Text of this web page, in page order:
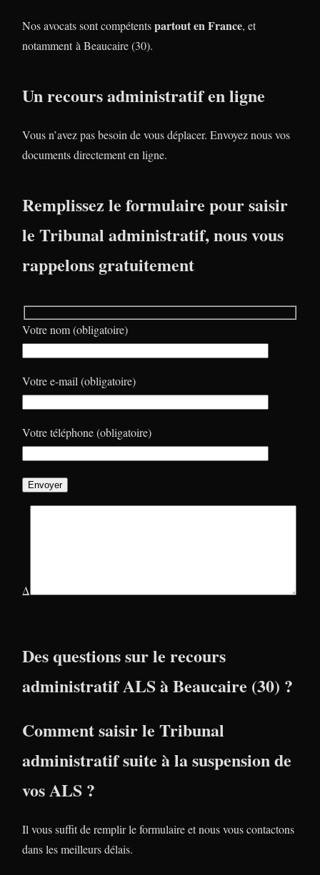
Nos avocats sont compétentspartout en France, et
notamment à Beaucaire (30).
Un recours administratif en ligne
Vous n’avez pas besoin de vous déplacer. Envoyez nous vos
documents directement en ligne.
Remplissez le formulaire pour saisir
le Tribunal administratif, nous vous
rappelons gratuitement
Votre nom (obligatoire)
Votre e-mail (obligatoire)
Votre téléphone (obligatoire)
Δ
Des questions sur le recours
administratif ALS à Beaucaire (30) ?
Comment saisir le Tribunal
administratif suite à la suspension de
vos ALS ?
Il vous suffit de remplir le formulaire et nous vous contactons
dans les meilleurs délais.